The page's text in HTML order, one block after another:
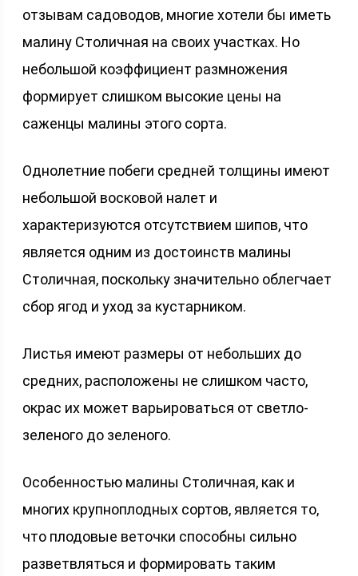
отзывам садоводов, многие хотели бы иметь
малину Столичная на своих участках. Но
небольшой коэффициент размножения
формирует слишком высокие цены на
саженцы малины этого сорта.
Однолетние побеги средней толщины имеют
небольшой восковой налет и
характеризуются отсутствием шипов, что
является одним из достоинств малины
Столичная, поскольку значительно облегчает
сбор ягод и уход за кустарником.
Листья имеют размеры от небольших до
средних, расположены не слишком часто,
окрас их может варьироваться от светло-
зеленого до зеленого.
Особенностью малины Столичная, как и
многих крупноплодных сортов, является то,
что плодовые веточки способны сильно
разветвляться и формировать таким